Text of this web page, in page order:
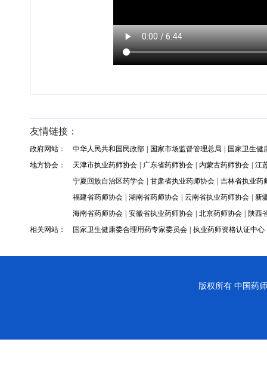
友情链接：
政府网站： 中华人民共和国民政部 国家市场监督管理总局
国家卫生健
地方协会：
天津市执业药师协会 广东省药师协会 内蒙古药师协会
江
宁夏回族自治区药学会
甘肃省执业药师协会
吉林省执业药
福建省药师协会
湖南省药师协会 云南省执业药师协会
新
海南省药师协会
安徽省执业药师协会 北京药师协会
陕西
相关网站：
国家卫生健康委合理用药专家委员会 执业药师资格认证中心
版权所有 中国药